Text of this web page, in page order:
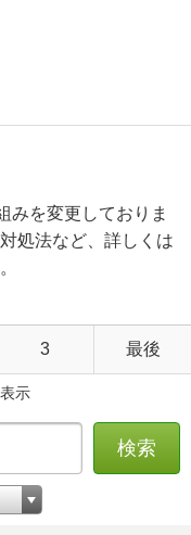
みを変更しておりま
処法など、詳しくは
3 最後
示
検索